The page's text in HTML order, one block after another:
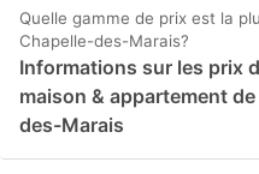
Quelle gamme de prix est la
Chapelle-des-Marais?
Informations sur les prix
maison & appartement
des-Marais